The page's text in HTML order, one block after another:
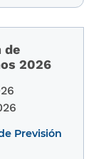
de
2026
Previsión